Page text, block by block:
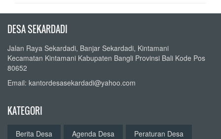
DESA SEKARDADI
Jalan Raya Sekardadi, Banjar Sekardadi, Kintamani
Kecamatan Kintamani Kabupaten Bangli Provinsi Bali Kode Pos
80652
Email: kantordesasekardadi@yahoo.com
KATEGORI
Berita Desa Agenda Desa
Peraturan Desa